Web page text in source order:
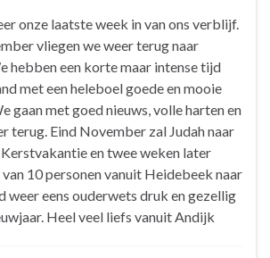
onze laatste week in van ons verblijf.
vliegen we weer terug naar
hebben een korte maar intense tijd
met een heleboel goede en mooie
gaan met goed nieuws, volle harten en
terug. Eind November zal Judah naar
en twee weken later
10 personen vanuit Heidebeek naar
weer eens ouderwets druk en gezellig
Heel veel liefs vanuit Andijk